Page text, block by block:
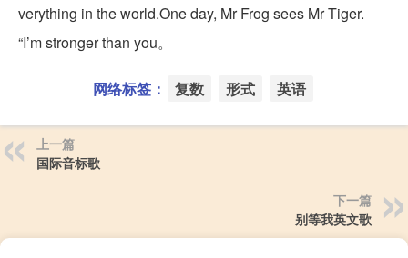
verything in the world.One day, Mr Frog sees Mr Tiger.
“I’m stronger than you。
网络标签： 复数 形式 英语
上一篇
国际音标歌
下一篇
别等我英文歌